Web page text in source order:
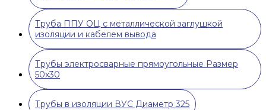
Труба ППУ ОЦ с металлической заглушкой
изоляции и кабелем вывода
Трубы электросварные прямоугольные Размер
50х30
Трубы в изоляции ВУС Диаметр 325